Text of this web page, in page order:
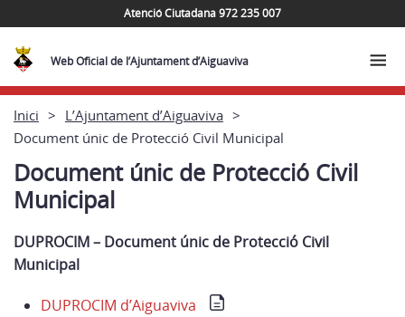
Atenció Ciutadana 972 235 007
Web Oficial de l’Ajuntament d’Aiguaviva
Inici
L’Ajuntament d’Aiguaviva
Document únic de Protecció Civil Municipal
Document únic de Protecció Civil
Municipal
DUPROCIM – Document únic de Protecció Civil
Municipal
DUPROCIM d’Aiguaviva